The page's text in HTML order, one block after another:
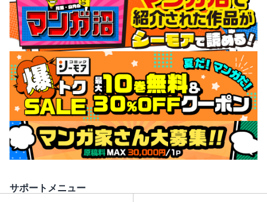
サポートメニュー